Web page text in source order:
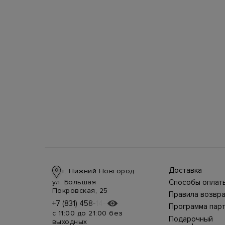
г. Нижний Новгород
ул. Большая
Покровская, 25
+7 (831) 458-14-75
+7 (831) 458-14-75
с 11:00 до 21:00 без
выходных
Доставка
производится
курьерской
СДЭК, DHL при
предоплате.
Возможные
дополнительные
Способы
магазине
осуществляется
несколькими
способами:
Правила
Интернет-магазин
позволяет
товар в течение
недель с момента
Программа
Подарочный